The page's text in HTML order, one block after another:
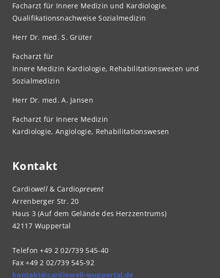
Facharzt für Innere Medizin und Kardiologie,
Qualifikationsnachweise Sozialmedizin
Herr Dr. med. S. Grüter
Facharzt für
Innere Medizin Kardiologie, Rehabilitationswesen und
Sozialmedizin
Herr Dr. med. A. Jansen
Facharzt für Innere Medizin
Kardiologie, Angiologie, Rehabilitationswesen
Kontakt
Cardiowell & Cardioprevent
Arrenberger Str. 20
Haus 3 (Auf dem Gelände des Herzzentrums)
42117 Wuppertal
Telefon +49 2 02/739 545-40
Fax +49 2 02/739 545-92
kontakt@cardiowell-wuppertal.de